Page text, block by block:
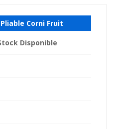
Corni Fruit
Disponible